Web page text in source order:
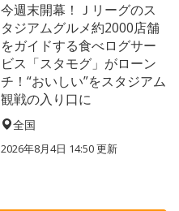
今週末開幕！Ｊリーグのス
タジアムグルメ約2000店舗
をガイドする食べログサー
ビス「スタモグ」がローン
チ！“おいしい”をスタジアム
観戦の入り口に
全国
2026年8月4日 14:50更新